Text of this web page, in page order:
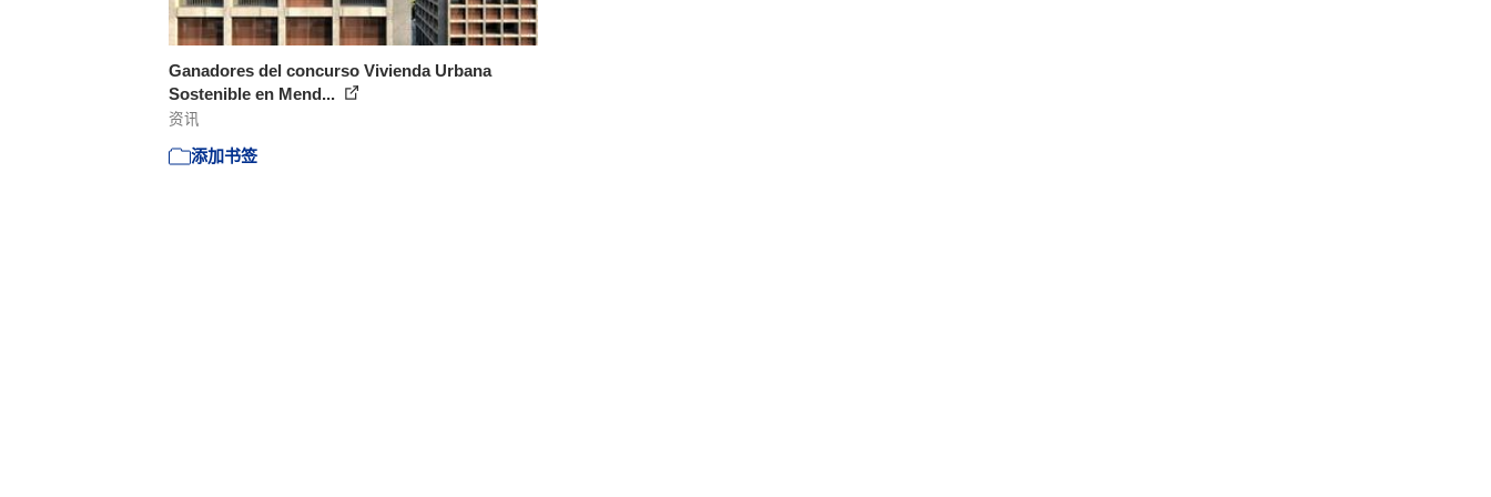
Ganadores del concurso Vivienda Urbana
Sostenible en Mend...
资讯
添加书签